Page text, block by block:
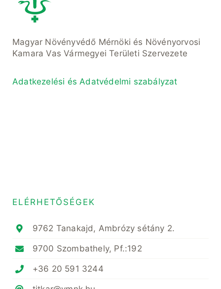
Magyar Növényvédő Mérnöki és Növényorvosi
Kamara Vas Vármegyei Területi Szervezete
Adatkezelési és Adatvédelmi szabályzat
ELÉRHETŐSÉGEK
9762 Tanakajd, Ambrózy sétány 2.
9700 Szombathely, Pf.:192
+36 20 591 3244